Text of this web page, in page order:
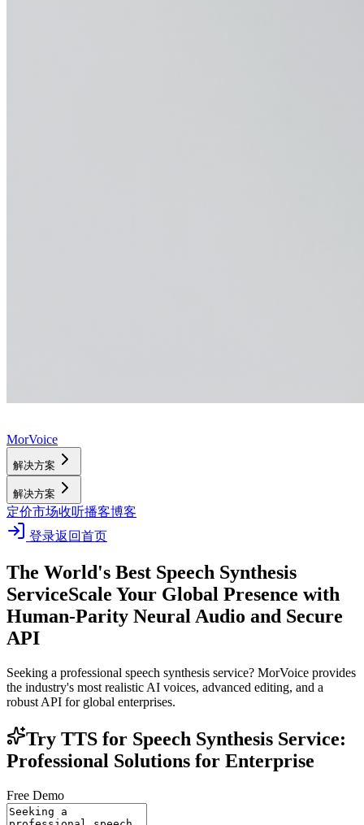
MorVoice
解决方案
解决方案
定价市场收听播客博客
登录返回首页
The World's Best Speech Synthesis
ServiceScale Your Global Presence with
Human-Parity Neural Audio and Secure
API
Seeking a professional speech synthesis service? MorVoice provides
the industry's most realistic AI voices, advanced editing, and a
robust API for global enterprises.
Try TTS for Speech Synthesis Service:
Professional Solutions for Enterprise
Free Demo